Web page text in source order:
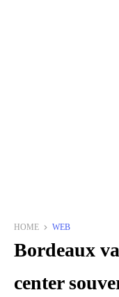
HOME WEB
Bordeaux
center